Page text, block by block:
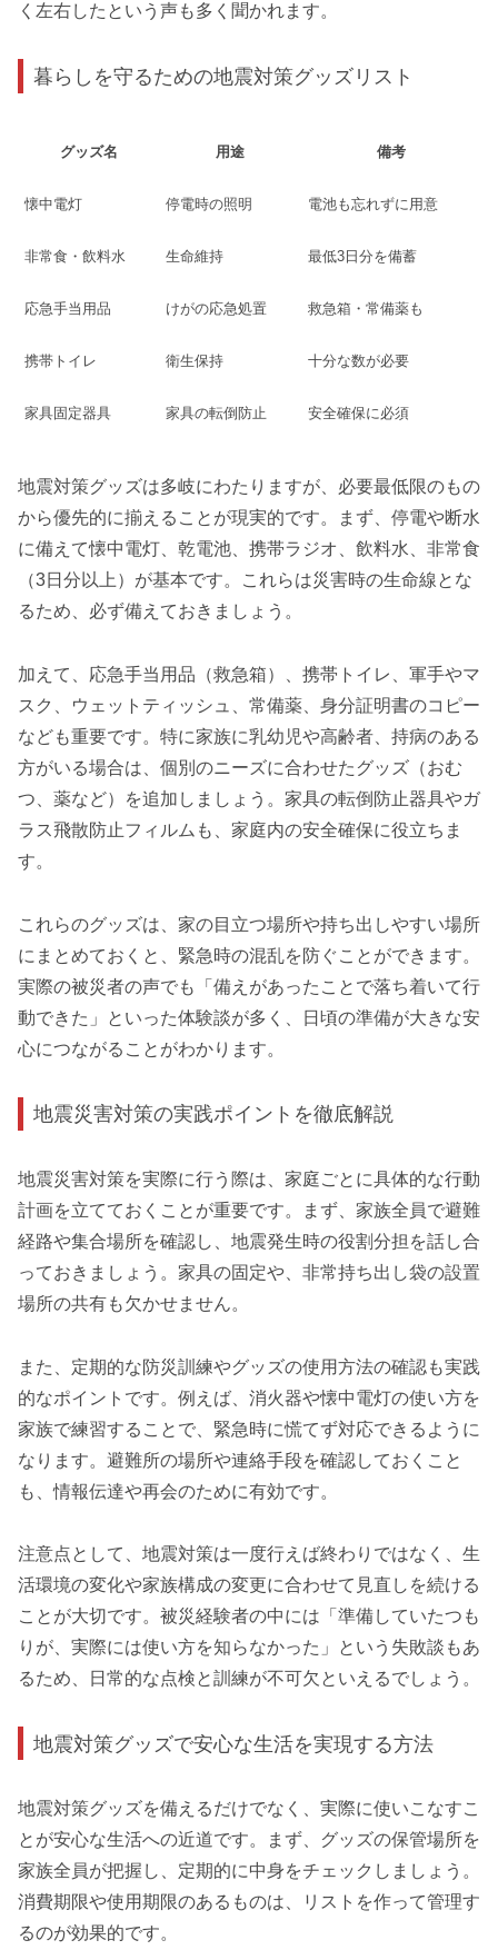
く左右したという声も多く聞かれます。
暮らしを守るための地震対策グッズリスト
グッズ名 用途 備考
懐中電灯 停電時の照明 電池も忘れずに用意
非常食・飲料水 生命維持 最低3日分を備蓄
応急手当用品 けがの応急処置 救急箱・常備薬も
携帯トイレ 衛生保持 十分な数が必要
家具固定器具 家具の転倒防止 安全確保に必須
地震対策グッズは多岐にわたりますが、必要最低限のもの
から優先的に揃えることが現実的です。まず、停電や断水
に備えて懐中電灯、乾電池、携帯ラジオ、飲料水、非常食
（3日分以上）が基本です。これらは災害時の生命線とな
るため、必ず備えておきましょう。
加えて、応急手当用品（救急箱）、携帯トイレ、軍手やマ
スク、ウェットティッシュ、常備薬、身分証明書のコピー
なども重要です。特に家族に乳幼児や高齢者、持病のある
方がいる場合は、個別のニーズに合わせたグッズ（おむ
つ、薬など）を追加しましょう。家具の転倒防止器具やガ
ラス飛散防止フィルムも、家庭内の安全確保に役立ちま
す。
これらのグッズは、家の目立つ場所や持ち出しやすい場所
にまとめておくと、緊急時の混乱を防ぐことができます。
実際の被災者の声でも「備えがあったことで落ち着いて行
動できた」といった体験談が多く、日頃の準備が大きな安
心につながることがわかります。
地震災害対策の実践ポイントを徹底解説
地震災害対策を実際に行う際は、家庭ごとに具体的な行動
計画を立てておくことが重要です。まず、家族全員で避難
経路や集合場所を確認し、地震発生時の役割分担を話し合
っておきましょう。家具の固定や、非常持ち出し袋の設置
場所の共有も欠かせません。
また、定期的な防災訓練やグッズの使用方法の確認も実践
的なポイントです。例えば、消火器や懐中電灯の使い方を
家族で練習することで、緊急時に慌てず対応できるように
なります。避難所の場所や連絡手段を確認しておくこと
も、情報伝達や再会のために有効です。
注意点として、地震対策は一度行えば終わりではなく、生
活環境の変化や家族構成の変更に合わせて見直しを続ける
ことが大切です。被災経験者の中には「準備していたつも
りが、実際には使い方を知らなかった」という失敗談もあ
るため、日常的な点検と訓練が不可欠といえるでしょう。
地震対策グッズで安心な生活を実現する方法
地震対策グッズを備えるだけでなく、実際に使いこなすこ
とが安心な生活への近道です。まず、グッズの保管場所を
家族全員が把握し、定期的に中身をチェックしましょう。
消費期限や使用期限のあるものは、リストを作って管理す
るのが効果的です。